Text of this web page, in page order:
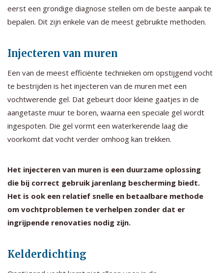
eerst een grondige diagnose stellen om de beste aanpak te
bepalen. Dit zijn enkele van de meest gebruikte methoden.
Injecteren van muren
Een van de meest efficiënte technieken om opstijgend vocht
te bestrijden is het injecteren van de muren met een
vochtwerende gel. Dat gebeurt door kleine gaatjes in de
aangetaste muur te boren, waarna een speciale gel wordt
ingespoten. Die gel vormt een waterkerende laag die
voorkomt dat vocht verder omhoog kan trekken.
Het injecteren van muren is een duurzame oplossing
die bij correct gebruik jarenlang bescherming biedt.
Het is ook een relatief snelle en betaalbare methode
om vochtproblemen te verhelpen zonder dat er
ingrijpende renovaties nodig zijn.
Kelderdichting